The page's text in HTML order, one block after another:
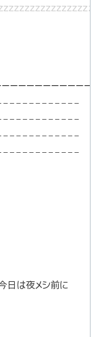
ｚｚｚｚｚｚｚｚｚｚｚｚｚｚｚ
– – – – – – – – – – – –
– – – – – – – – – – – –
– – – – – – – – – – – –
– – – – – – – – – – – –
日は夜メシ前に